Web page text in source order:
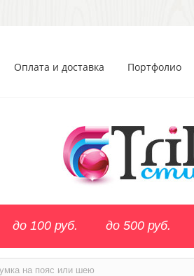
Оплата и доставка Портфолио
до 100 руб. до 500 руб.
на пояс или шею